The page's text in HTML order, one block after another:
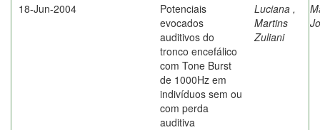
18-Jun-2004
Potenciais
evocados
auditivos do
tronco encefálico
com Tone Burst
de 1000Hz em
indivíduos sem ou
com perda
auditiva
Luciana ,
Martins
Zuliani